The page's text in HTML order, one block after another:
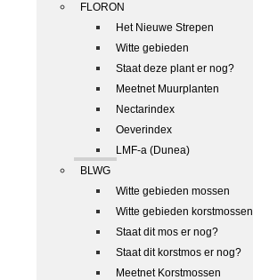
FLORON
Het Nieuwe Strepen
Witte gebieden
Staat deze plant er nog?
Meetnet Muurplanten
Nectarindex
Oeverindex
LMF-a (Dunea)
BLWG
Witte gebieden mossen
Witte gebieden korstmossen
Staat dit mos er nog?
Staat dit korstmos er nog?
Meetnet Korstmossen